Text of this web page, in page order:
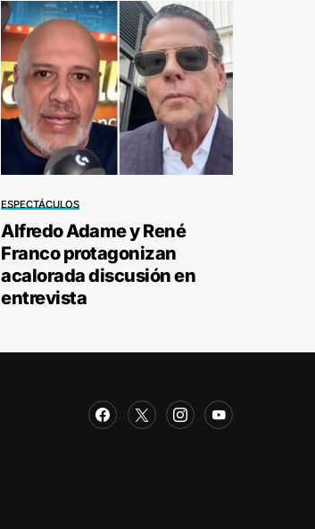
ESPECTÁCULOS
Alfredo Adame y René
Franco protagonizan
acalorada discusión en
entrevista